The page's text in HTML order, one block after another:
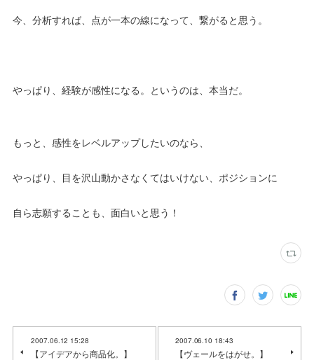
今、分析すれば、点が一本の線になって、繋がると思う。
やっぱり、経験が感性になる。というのは、本当だ。
もっと、感性をレベルアップしたいのなら、
やっぱり、目を沢山動かさなくてはいけない、ポジションに
自ら志願することも、面白いと思う！
2007.06.12 15:28
【アイデアから商品化。】
2007.06.10 18:43
【ヴェールをはがせ。】